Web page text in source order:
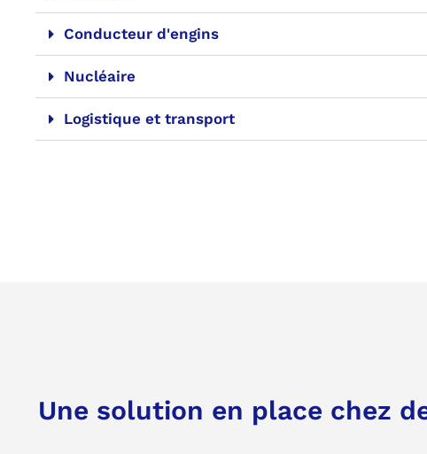
Conducteur d'engins
Nucléaire
Logistique et transport
Une solution en place chez